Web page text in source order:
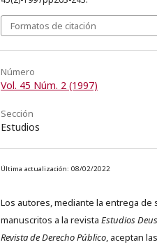
Formatos de citación
Número
Vol. 45 Núm. 2 (1997)
Sección
Estudios
Última actualización: 08/02/2022
Los autores, mediante la entrega de
manuscritos a la revista Estudios
Revista de Derecho Público, aceptan las